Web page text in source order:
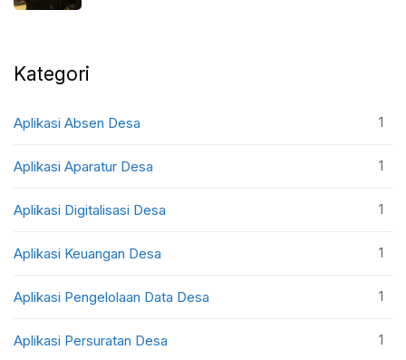
Kategori
Aplikasi Absen Desa 1
Aplikasi Aparatur Desa 1
Aplikasi Digitalisasi Desa 1
Aplikasi Keuangan Desa 1
Aplikasi Pengelolaan Data Desa 1
Aplikasi Persuratan Desa 1